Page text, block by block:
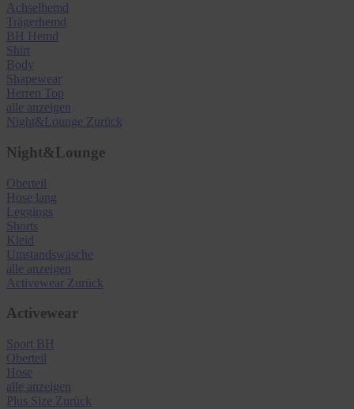
Achselhemd
Trägerhemd
BH Hemd
Shirt
Body
Shapewear
Herren Top
alle anzeigen
Night&Lounge Zurück
Night&Lounge
Oberteil
Hose lang
Leggings
Shorts
Kleid
Umstandswäsche
alle anzeigen
Activewear Zurück
Activewear
Sport BH
Oberteil
Hose
alle anzeigen
Plus Size Zurück